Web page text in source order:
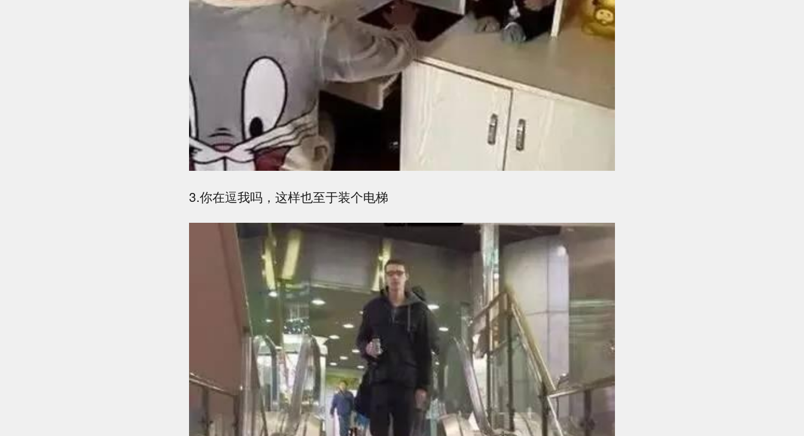
3.你在逗我吗，这样也至于装个电梯